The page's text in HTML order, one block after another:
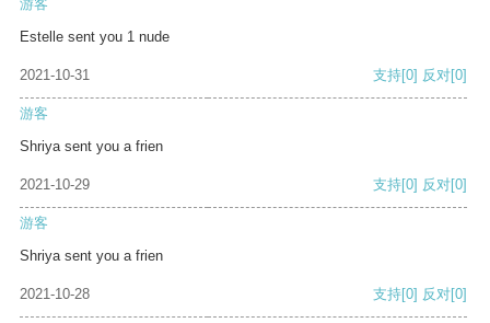
游客
Estelle sent you 1 nude
2021-10-31 支持[0] 反对[0]
游客
Shriya sent you a frien
2021-10-29 支持[0] 反对[0]
游客
Shriya sent you a frien
2021-10-28 支持[0] 反对[0]